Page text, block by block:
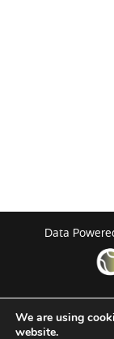
Data
We are using
website.